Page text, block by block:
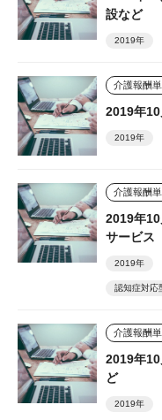
設など
2019年
介護報酬
2019年
2019年
介護報酬
2019年
サービス
2019年
認知症対応
介護報酬
2019年
ど
2019年